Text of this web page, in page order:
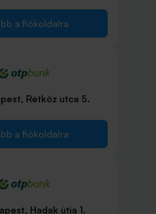
a fiókoldalra
Rétköz utca 5.
a fiókoldalra
Hadak útja 1.